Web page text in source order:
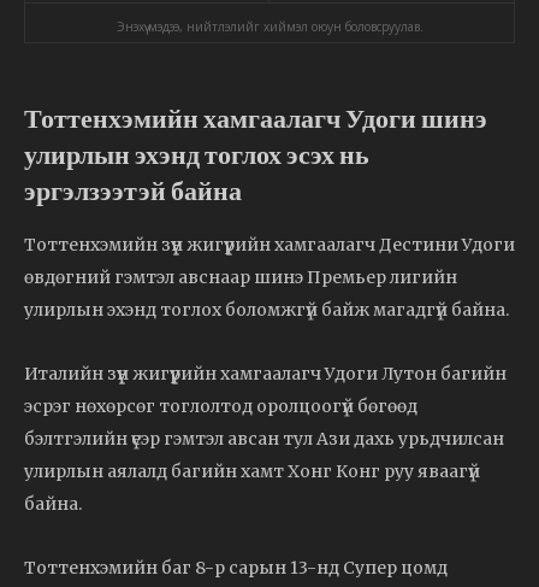
Энэхүү мэдээ, нийтлэлийг хиймэл оюун боловсруулав.
Тоттенхэмийн хамгаалагч Удоги шинэ
улирлын эхэнд тоглох эсэх нь
эргэлзээтэй байна
Тоттенхэмийн зүүн жигүүрийн хамгаалагч Дестини Удоги
өвдөгний гэмтэл авснаар шинэ Премьер лигийн
улирлын эхэнд тоглох боломжгүй байж магадгүй байна.
Италийн зүүн жигүүрийн хамгаалагч Удоги Лутон багийн
эсрэг нөхөрсөг тоглолтод оролцоогүй бөгөөд
бэлтгэлийн үеэр гэмтэл авсан тул Ази дахь урьдчилсан
улирлын аялалд багийн хамт Хонг Конг руу яваагүй
байна.
Тоттенхэмийн баг 8-р сарын 13-нд Супер цомд